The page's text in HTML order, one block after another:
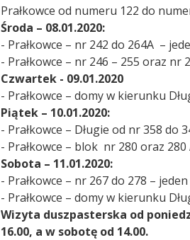
Prałkowce od numeru 122 do
Środa – 08.01.2020:
- Prałkowce – nr 242 do 264A –
- Prałkowce – nr 246 – 255 oraz nr
Czwartek - 09.01.2020
- Prałkowce – domy w kierunku
Piątek – 10.01.2020:
- Prałkowce – Długie od nr 358 do
- Prałkowce – blok nr 280 oraz
Sobota – 11.01.2020:
- Prałkowce – nr 267 do 278 –
- Prałkowce – domy w kierunku
Wizyta duszpasterska od
16.00, a w sobotę od 14.00.